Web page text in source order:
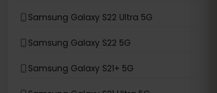
Samsung Galaxy S22 Ultra 5G
Samsung Galaxy S22 5G
Samsung Galaxy S21+ 5G